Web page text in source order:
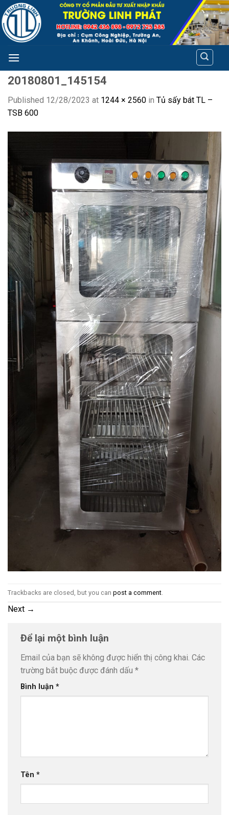
Skip
to
content
20180801_145154
Published 12/28/2023 at 1244 × 2560 in Tủ sấy bát TL –
TSB 600
Trackbacks are closed, but you can post a comment
Next →
Để lại một bình luận
Email của bạn sẽ không được hiển thị công khai. Các
trường bắt buộc được đánh dấu *
Bình luận *
Tên *